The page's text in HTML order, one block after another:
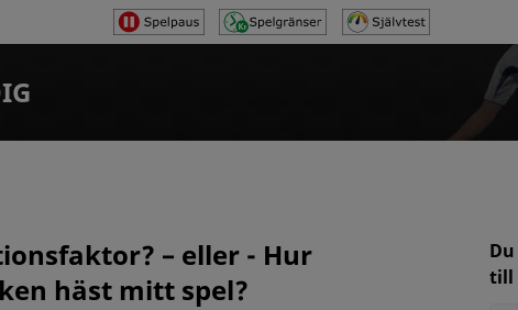
– eller - Hur
häst mitt spel?
till